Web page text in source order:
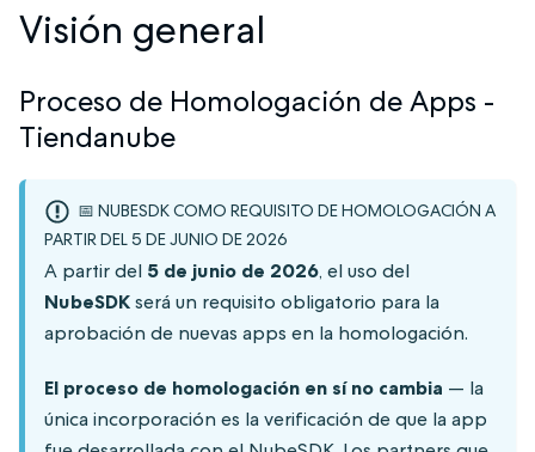
Visión general
Proceso de Homologación de Apps -
Tiendanube
📅 NUBESDK COMO REQUISITO DE HOMOLOGACIÓN A
PARTIR DEL 5 DE JUNIO DE 2026
A partir del 5 de junio de 2026, el uso del
NubeSDKserá un requisito obligatorio para la
aprobación de nuevas apps en la homologación.
El proceso de homologación en sí no cambia — la
única incorporación es la verificación de que la app